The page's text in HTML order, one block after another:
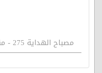
مصباح الهداية 275 - مقدمات العمل بالحق